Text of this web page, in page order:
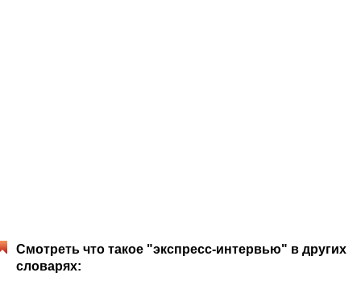
Смотреть что такое "экспресс-интервью" в других
словарях: